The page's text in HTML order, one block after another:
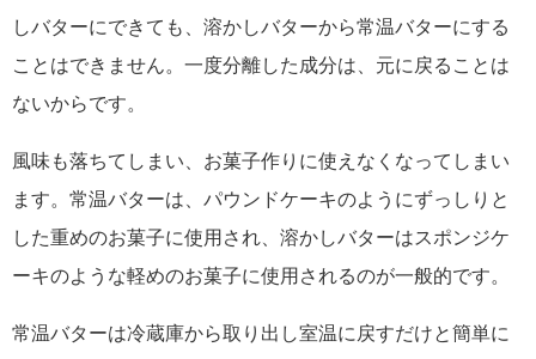
しバターにできても、溶かしバターから常温バターにする
ことはできません。一度分離した成分は、元に戻ることは
ないからです。
風味も落ちてしまい、お菓子作りに使えなくなってしまい
ます。常温バターは、パウンドケーキのようにずっしりと
した重めのお菓子に使用され、溶かしバターはスポンジケ
ーキのような軽めのお菓子に使用されるのが一般的です。
常温バターは冷蔵庫から取り出し室温に戻すだけと簡単に